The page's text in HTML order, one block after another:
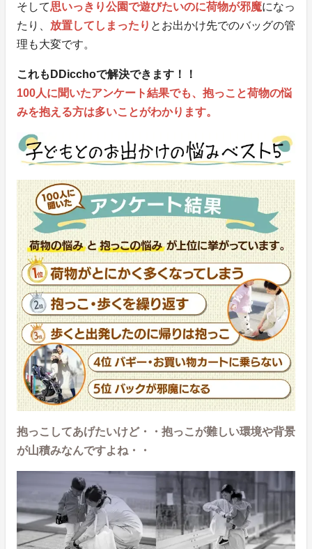
そして思いっきり公園で遊びたいのに荷物が邪魔になっ
たり、 放置してしまったり とお出かけ先でのバッグの管
理も大変です。
これもDDicchoで解決できます！！
100人に聞いたアンケート結果でも、抱っこと荷物の悩
みを抱える方は多いことがわかります。
抱っこしてあげたいけど・・抱っこが難しい環境や背景
が山積みなんですよね・・